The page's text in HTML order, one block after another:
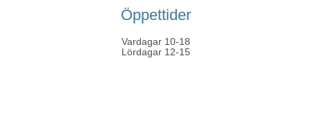
Öppettider
Vardagar 10-18
Lördagar 12-15